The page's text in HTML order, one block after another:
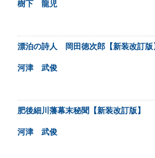
樹下 龍児
漂泊の詩人 岡田徳次郎【新装改訂版
河津 武俊
肥後細川藩幕末秘聞【新装改訂版】
河津 武俊